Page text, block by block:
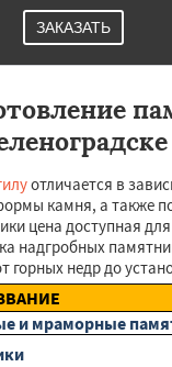
ЗАКАЗАТЬ
отличается в
камня, а также
цена доступная для
надгробных
горных недр до
и мраморные